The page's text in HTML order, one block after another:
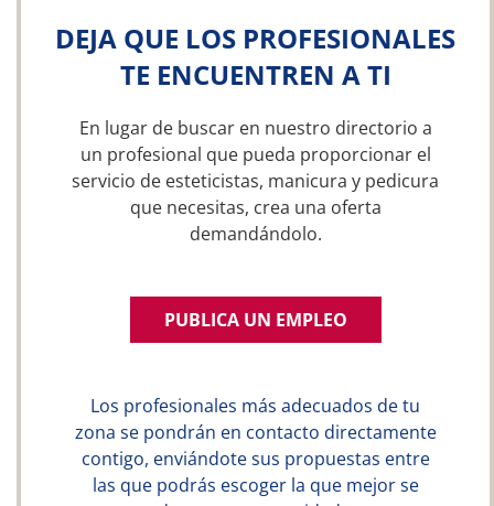
DEJA QUE LOS PROFESIONALES
TE ENCUENTREN A TI
En lugar de buscar en nuestro directorio a
un profesional que pueda proporcionar el
servicio de esteticistas, manicura y pedicura
que necesitas, crea una oferta
demandándolo.
PUBLICA UN EMPLEO
Los profesionales más adecuados de tu
zona se pondrán en contacto directamente
contigo, enviándote sus propuestas entre
las que podrás escoger la que mejor se